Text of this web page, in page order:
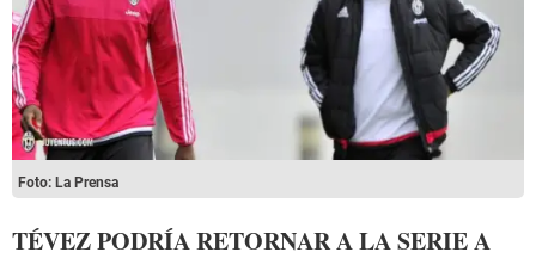
Foto: La Prensa
TÉVEZ PODRÍA RETORNAR A LA SERIE A